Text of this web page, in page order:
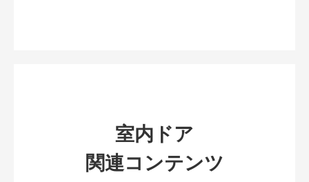
室内ドア
関連コンテンツ